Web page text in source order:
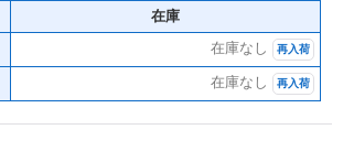
在庫
在庫なし 再入荷
在庫なし 再入荷